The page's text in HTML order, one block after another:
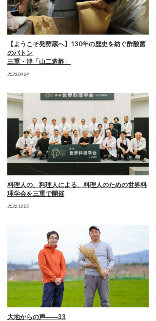
【ようこそ発酵蔵へ】130年の歴史を紡ぐ酢酸菌
のバトン
三重・津「山二造酢」
2023.04.24
料理人の、料理人による、料理人のための世界料
理学会を三重で開催
2022.12.05
大地からの声――33